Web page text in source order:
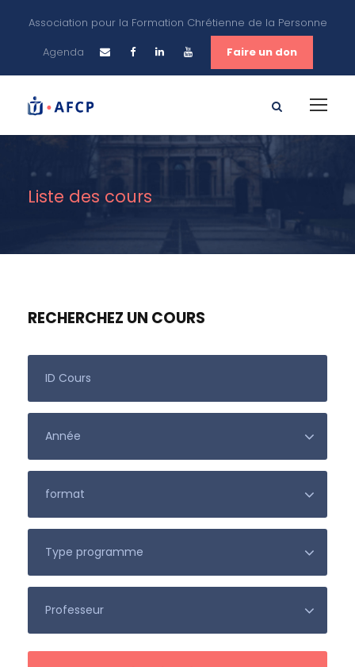
Association pour la Formation Chrétienne de la Personne
Agenda
Faire un don
Liste des cours
RECHERCHEZ UN COURS